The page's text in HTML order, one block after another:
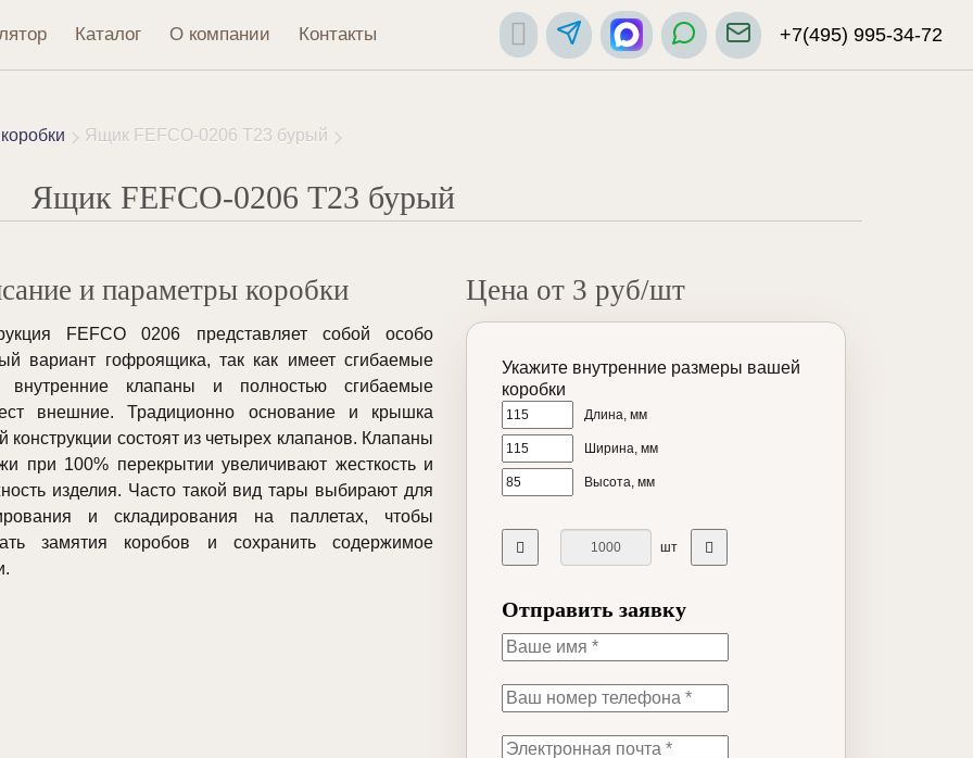
Каталог О компании Контакты +7(495) 995-34-72
Ящик FEFCO-0206 Т23 бурый
Ящик FEFCO-0206 Т23 бурый
и параметры коробки
FEFCO 0206 представляет собой особо
вариант гофроящика, так как имеет сгибаемые
внутренние клапаны и полностью сгибаемые
внешние. Традиционно основание и крышка
конструкции состоят из четырех клапанов. Клапаны
при 100% перекрытии увеличивают жесткость и
изделия. Часто такой вид тары выбирают для
и складирования на паллетах, чтобы
замятия коробов и сохранить содержимое
Цена от 3 руб/шт
Укажите внутренние размеры вашей
коробки
Длина, мм
Ширина, мм
Высота, мм
шт
Отправить заявку